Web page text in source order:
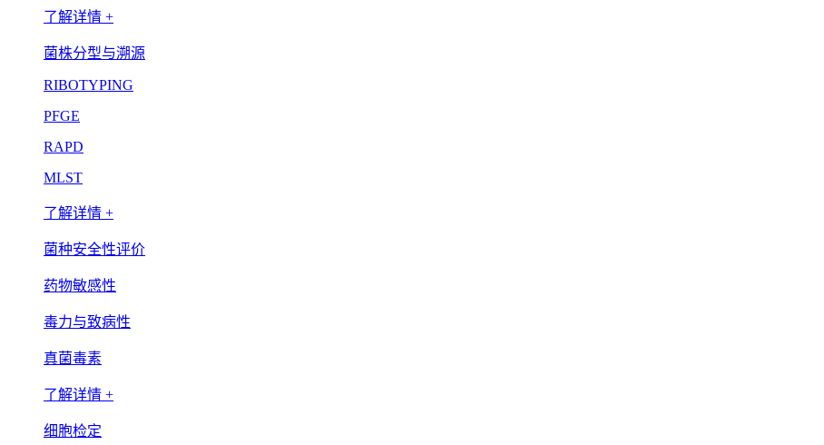
了解详情 +
菌株分型与溯源
RIBOTYPING
PFGE
RAPD
MLST
了解详情 +
菌种安全性评价
药物敏感性
毒力与致病性
真菌毒素
了解详情 +
细胞检定